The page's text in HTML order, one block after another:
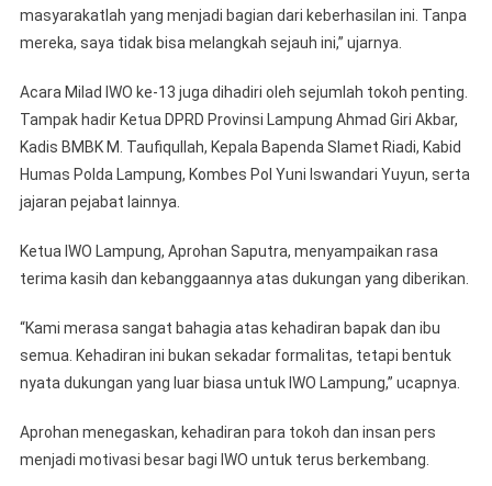
masyarakatlah yang menjadi bagian dari keberhasilan ini. Tanpa
mereka, saya tidak bisa melangkah sejauh ini,” ujarnya.
Acara Milad IWO ke-13 juga dihadiri oleh sejumlah tokoh penting.
Tampak hadir Ketua DPRD Provinsi Lampung Ahmad Giri Akbar,
Kadis BMBK M. Taufiqullah, Kepala Bapenda Slamet Riadi, Kabid
Humas Polda Lampung, Kombes Pol Yuni Iswandari Yuyun, serta
jajaran pejabat lainnya.
Ketua IWO Lampung, Aprohan Saputra, menyampaikan rasa
terima kasih dan kebanggaannya atas dukungan yang diberikan.
“Kami merasa sangat bahagia atas kehadiran bapak dan ibu
semua. Kehadiran ini bukan sekadar formalitas, tetapi bentuk
nyata dukungan yang luar biasa untuk IWO Lampung,” ucapnya.
Aprohan menegaskan, kehadiran para tokoh dan insan pers
menjadi motivasi besar bagi IWO untuk terus berkembang.